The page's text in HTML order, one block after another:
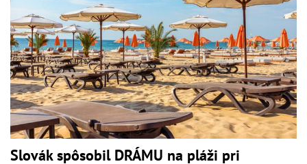
Slovák spôsobil DRÁMU na pláži pri